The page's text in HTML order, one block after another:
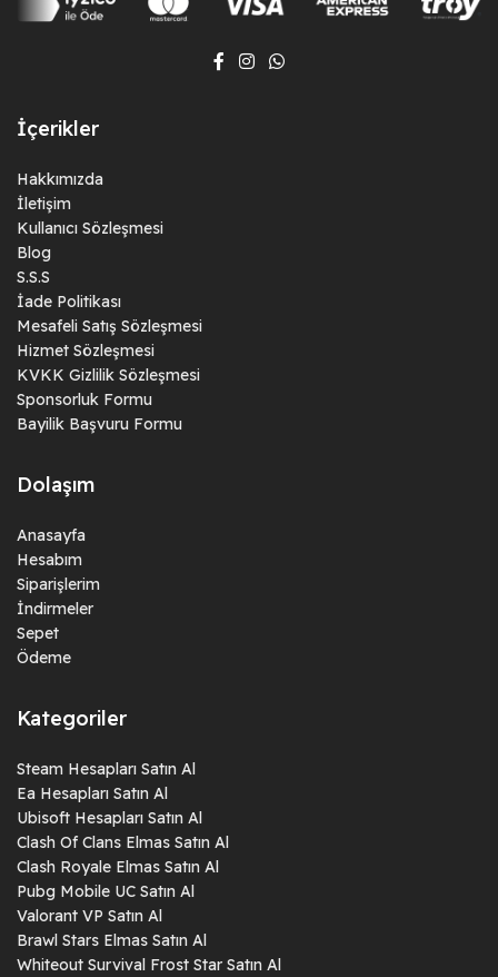
İçerikler
Hakkımızda
İletişim
Kullanıcı Sözleşmesi
Blog
S.S.S
İade Politikası
Mesafeli Satış Sözleşmesi
Hizmet Sözleşmesi
KVKK Gizlilik Sözleşmesi
Sponsorluk Formu
Bayilik Başvuru Formu
Dolaşım
Anasayfa
Hesabım
Siparişlerim
İndirmeler
Sepet
Ödeme
Kategoriler
Steam Hesapları Satın Al
Ea Hesapları Satın Al
Ubisoft Hesapları Satın Al
Clash Of Clans Elmas Satın Al
Clash Royale Elmas Satın Al
Pubg Mobile UC Satın Al
Valorant VP Satın Al
Brawl Stars Elmas Satın Al
Whiteout Survival Frost Star Satın Al